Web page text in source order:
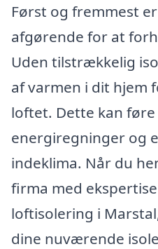
Først og fremmest
afgørende for at
Uden tilstrækkelig
af varmen i dit hjem
loftet. Dette kan
energiregninger og
indeklima. Når du
firma med
loftisolering i
dine nuværende